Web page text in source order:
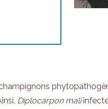
Diplocarpon mali